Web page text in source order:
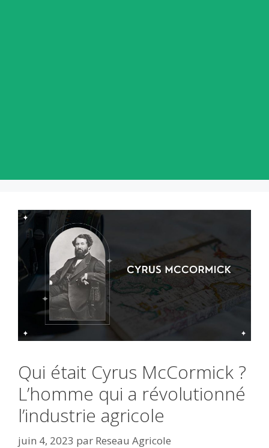
Qui était Cyrus McCormick ?
L’homme qui a révolutionné
l’industrie agricole
juin 4, 2023 par Reseau Agricole